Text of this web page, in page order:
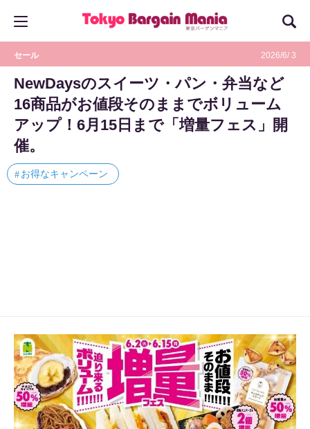
セール 2026/6/ 3
NewDaysのスイーツ・パン・弁当など
16商品がお値段そのままでボリューム
アップ！6月15日まで「増量フェス」開
催。
お得なキャンペーン